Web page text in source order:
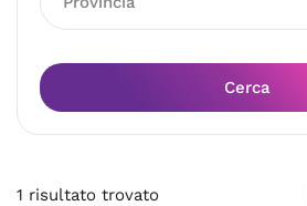
Cerca
1 risultato trovato